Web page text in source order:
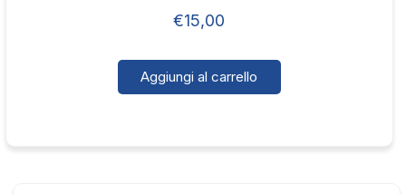
€15,00
Aggiungi al carrello